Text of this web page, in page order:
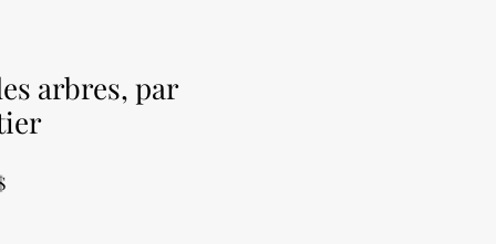
arbres, par
Prix